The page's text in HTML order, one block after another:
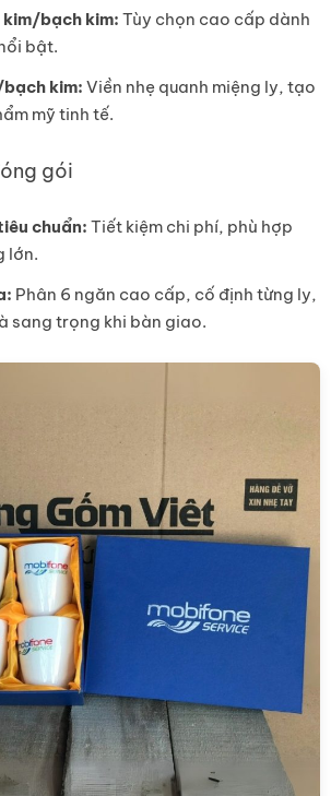
kim/bạch kim: Tùy chọn cao cấp dành
bật.
kim: Viền nhẹ quanh miệng ly, tạo
mỹ tinh tế.
gói
chuẩn: Tiết kiệm chi phí, phù hợp
lớn.
Phân 6 ngăn cao cấp, cố định từng ly,
sang trọng khi bàn giao.